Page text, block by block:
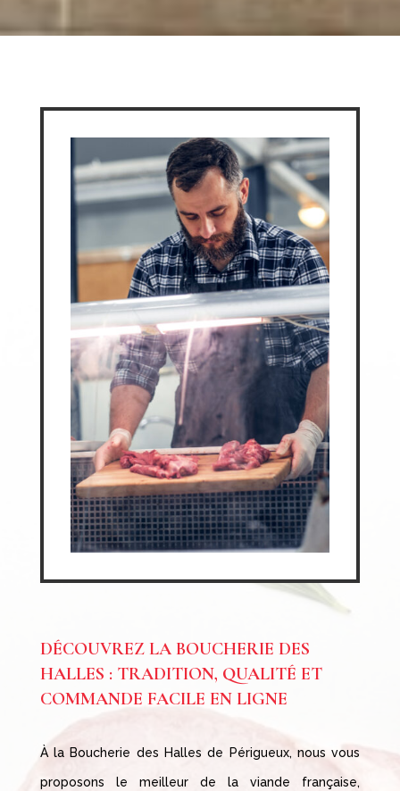
DÉCOUVREZ LA BOUCHERIE DES
HALLES : TRADITION, QUALITÉ ET
COMMANDE FACILE EN LIGNE
À la Boucherie des Halles de Périgueux, nous vous
proposons le meilleur de la viande française,